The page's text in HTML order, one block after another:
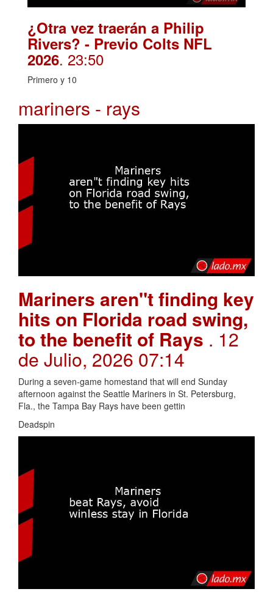
¿Otra vez traerán a Philip
Rivers? - Previo Colts NFL
2026. 23:50
Primero y 10
mariners - rays
Mariners aren"t finding key
hits on Florida road swing,
to the benefit of Rays . 12
de Julio, 2026 07:14
During a seven-game homestand that will end Sunday
afternoon against the Seattle Mariners in St. Petersburg,
Fla., the Tampa Bay Rays have been gettin
Deadspin